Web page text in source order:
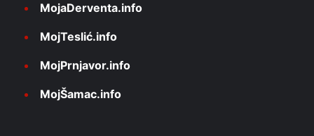
MojaDerventa.info
MojTeslić.info
MojPrnjavor.info
MojŠamac.info